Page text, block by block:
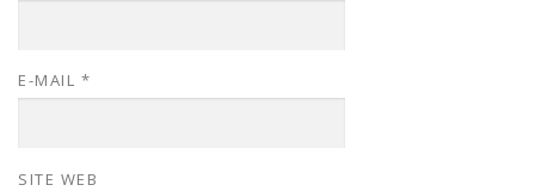
E-MAIL *
SITE WEB